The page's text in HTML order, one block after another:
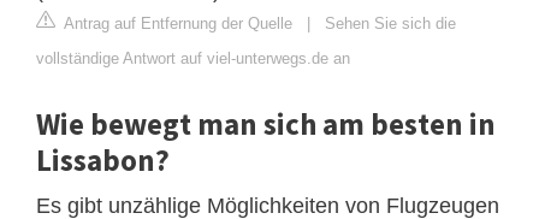
Antrag auf Entfernung der Quelle | Sehen Sie sich die
vollständige Antwort auf viel-unterwegs.de an
Wie bewegt man sich am besten in
Lissabon?
Es gibt unzählige Möglichkeiten von Flugzeugen